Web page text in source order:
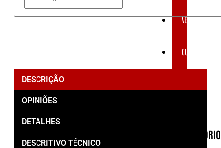
VESTUÁRIOS
OUTLET
DESCRIÇÃO
OPINIÕES
DETALHES
DESCRITIVO TÉCNICO